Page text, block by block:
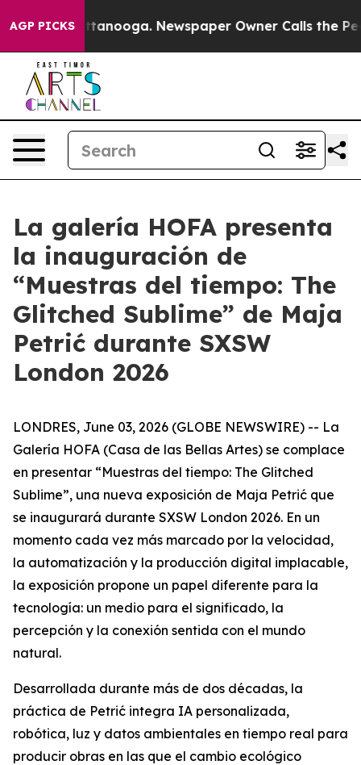
AGP PICKS
in Chattanooga. Newspaper Owner Calls the
La galería HOFA presenta
la inauguración de
“Muestras del tiempo: The
Glitched Sublime” de Maja
Petrić durante SXSW
London 2026
LONDRES, June 03, 2026 (GLOBE NEWSWIRE) -- La
Galería HOFA (Casa de las Bellas Artes) se complace
en presentar “Muestras del tiempo: The Glitched
Sublime”, una nueva exposición de Maja Petrić que
se inaugurará durante SXSW London 2026. En un
momento cada vez más marcado por la velocidad,
la automatización y la producción digital implacable,
la exposición propone un papel diferente para la
tecnología: un medio para el significado, la
percepción y la conexión sentida con el mundo
natural.
Desarrollada durante más de dos décadas, la
práctica de Petrić integra IA personalizada,
robótica, luz y datos ambientales en tiempo real para
producir obras en las que el cambio ecológico